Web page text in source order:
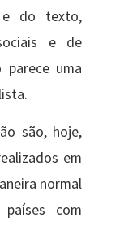
e do texto,
e de
uma
são, hoje,
em
normal
com